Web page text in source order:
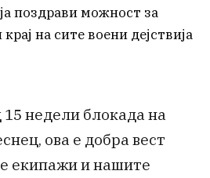
поздрави можност за
на сите воени дејствија
15 недели блокада на
ова е добра вест
екипажи и нашите